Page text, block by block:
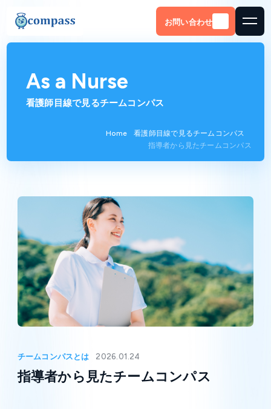
お問い合わせ
As a Nurse
看護師目線で見るチームコンパス
Home
看護師目線で見るチームコンパス
指導者から見たチームコンパス
チームコンパスとは 2026.01.24
指導者から見たチームコンパス